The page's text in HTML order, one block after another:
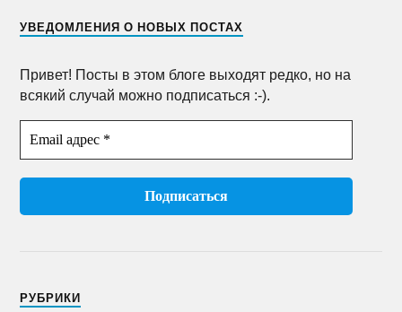
УВЕДОМЛЕНИЯ О НОВЫХ ПОСТАХ
Привет! Посты в этом блоге выходят редко, но на
всякий случай можно подписаться :-).
РУБРИКИ